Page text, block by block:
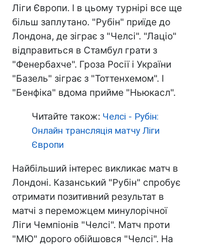
Ліги Європи. І в цьому турнірі все ще
більш заплутано. "Рубін" приїде до
Лондона, де зіграє з "Челсі". "Лаціо"
відправиться в Стамбул грати з
"Фенербахче". Гроза Росії і України
"Базель" зіграє з "Тоттенхемом". І
"Бенфіка" вдома прийме "Ньюкасл".
Читайте також: Челсі - Рубін:
Онлайн трансляція матчу Ліги
Європи
Найбільший інтерес викликає матч в
Лондоні. Казанський "Рубін" спробує
отримати позитивний результат в
матчі з переможцем минулорічної
Ліги Чемпіонів "Челсі". Матч проти
"МЮ" дорого обійшовся "Челсі". На